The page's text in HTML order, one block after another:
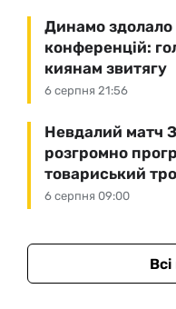
6 серпня 21:56
Динамо здолало
конференцій:
киянам звитягу
6 серпня 09:00
Невдалий матч
розгромно
товариський